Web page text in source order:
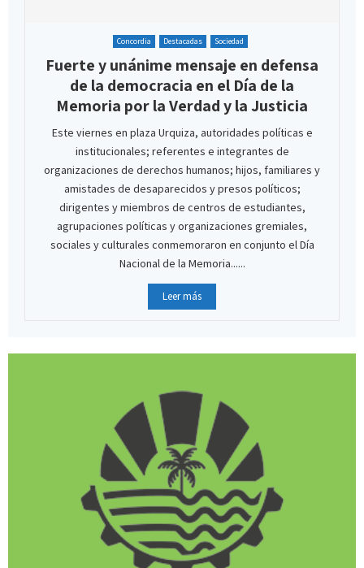
Concordia Destacadas Sociedad
Fuerte y unánime mensaje en defensa
de la democracia en el Día de la
Memoria por la Verdad y la Justicia
Este viernes en plaza Urquiza, autoridades políticas e
institucionales; referentes e integrantes de
organizaciones de derechos humanos; hijos, familiares y
amistades de desaparecidos y presos políticos;
dirigentes y miembros de centros de estudiantes,
agrupaciones políticas y organizaciones gremiales,
sociales y culturales conmemoraron en conjunto el Día
Nacional de la Memoria......
Leer más